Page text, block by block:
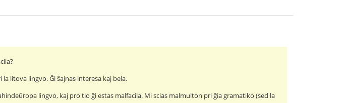
la litova lingvo. Ĝi ŝajnas interesa kaj bela.
lingvo, kaj pro tio ĝi estas malfacila. Mi scias malmulton pri ĝia gramatiko (sed la